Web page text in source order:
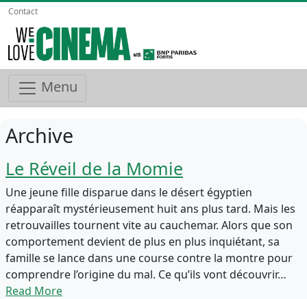
Contact
Menu
Archive
Le Réveil de la Momie
Une jeune fille disparue dans le désert égyptien
réapparaît mystérieusement huit ans plus tard. Mais les
retrouvailles tournent vite au cauchemar. Alors que son
comportement devient de plus en plus inquiétant, sa
famille se lance dans une course contre la montre pour
comprendre l’origine du mal. Ce qu’ils vont découvrir…
Read More